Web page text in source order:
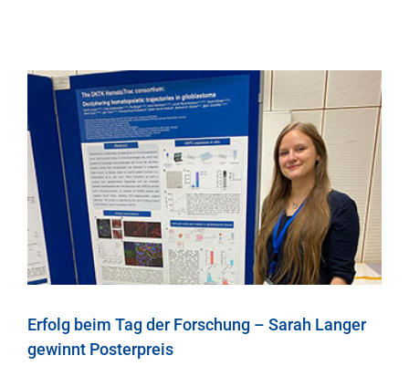
Erfolg beim Tag der Forschung – Sarah Langer
gewinnt Posterpreis